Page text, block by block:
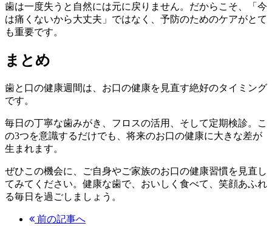
歯は一度失うと自然には元に戻りません。だからこそ、「今
は痛くないから大丈夫」ではなく、予防のためのケアがとて
も重要です。
まとめ
歯と口の健康週間は、お口の健康を見直す絶好のタイミング
です。
毎日の丁寧な歯みがき、フロスの活用、そして定期検診。こ
の3つを意識するだけでも、将来のお口の健康に大きな差が
生まれます。
ぜひこの機会に、ご自身やご家族のお口の健康習慣を見直し
てみてください。健康な歯で、おいしく食べて、笑顔あふれ
る毎日を過ごしましょう。
前の記事へ